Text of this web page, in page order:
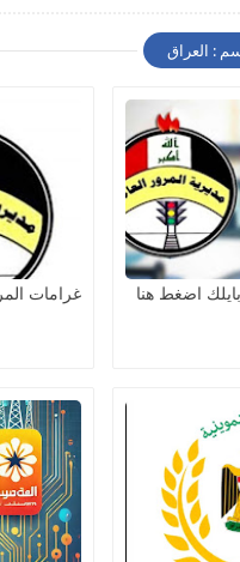
: العراق
اضغط هنا غرامات